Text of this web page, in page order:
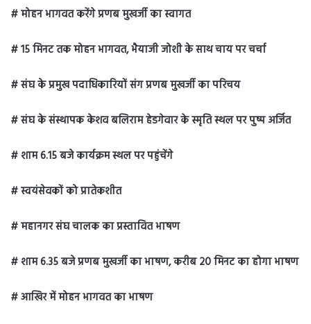
# मोहन भागवत करेंगे प्रणब मुखर्जी का स्वागत
# 15 मिनट तक मोहन भागवत, भैयाजी जोशी के साथ चाय पर चर्चा
# संघ के प्रमुख पदाधिकारियों संग प्रणब मुखर्जी का परिचय
# संघ के संस्थापक केशव बलिराम हेडगेवार के स्मृति स्थल पर पुष्प अर्जित
# शाम 6.15 बजे कार्यक्रम स्थल पर पहुंचेंगे
# स्वयंसेवकों को प्रातेकशीत
# महानगर संघ चालक का प्रस्तावित भाषण
# शाम 6.35 बजे प्रणब मुखर्जी का भाषण, करीब 20 मिनट का होगा भाषण
# आखिर में मोहन भागवत का भाषण